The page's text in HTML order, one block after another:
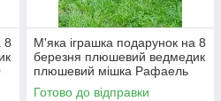
8
М'яка іграшка подарунок на 8
березня плюшевий ведмедик
плюшевий мішка Рафаель
140 см Коричневий
Готово до відправки